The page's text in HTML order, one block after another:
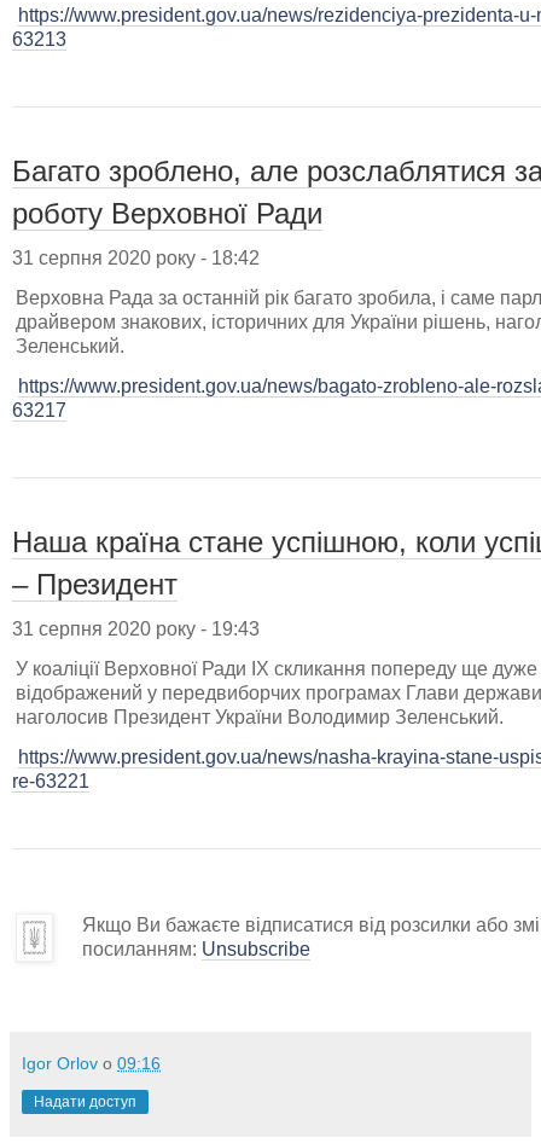
https://www.president.gov.ua/news/rezidenciya-prezidenta-
63213
Багато зроблено, але розслаблятися
роботу Верховної Ради
31 серпня 2020 року - 18:42
Верховна Рада за останній рік багато зробила, і саме
драйвером знакових, історичних для України рішень,
Зеленський.
https://www.president.gov.ua/news/bagato-zrobleno-ale-
63217
Наша країна стане успішною, коли
– Президент
31 серпня 2020 року - 19:43
У коаліції Верховної Ради ІХ скликання попереду ще дуже
відображений у передвиборчих програмах Глави
наголосив Президент України Володимир Зеленський.
https://www.president.gov.ua/news/nasha-krayina-stane-
re-63221
Якщо Ви бажаєте відписатися від розсилки або
посиланням: Unsubscribe
Igor Orlov о 09:16
Надати доступ